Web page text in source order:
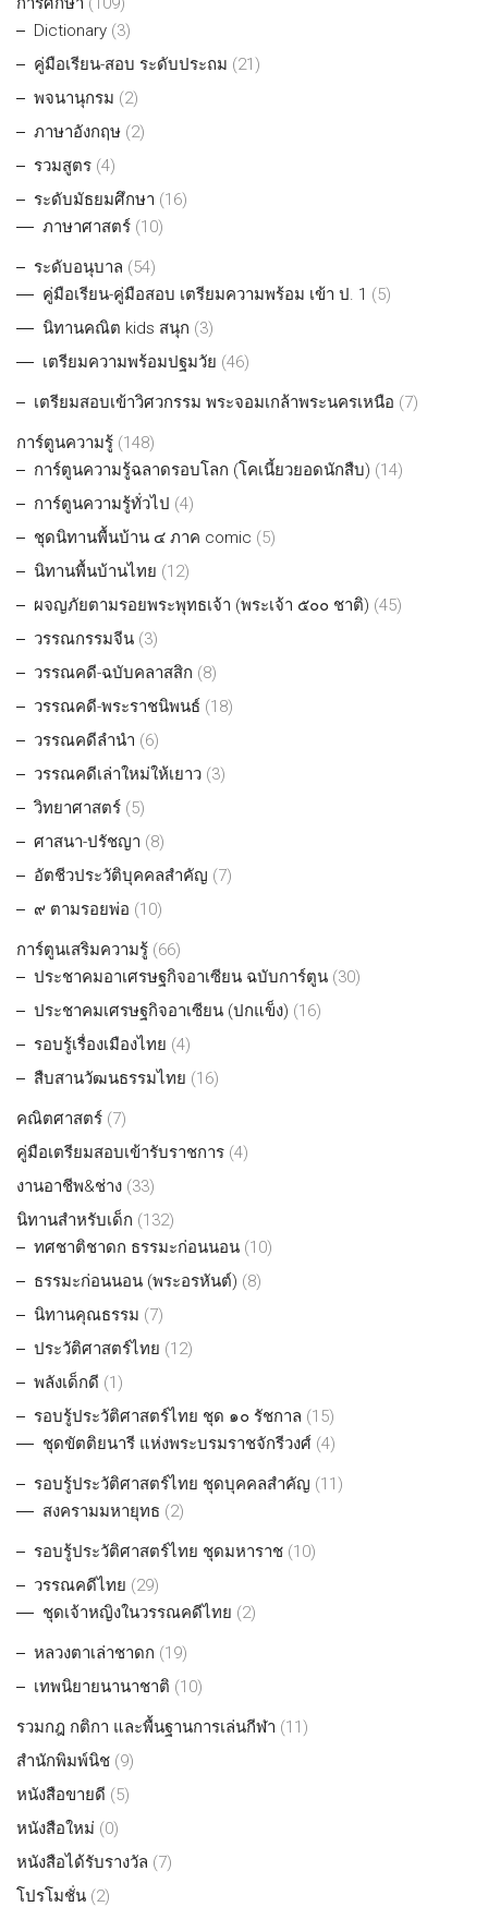
Dictionary (3)
คู่มือเรียน-สอบ ระดับประถม (21)
พจนานุกรม (2)
ภาษาอังกฤษ (2)
รวมสูตร (4)
ระดับมัธยมศึกษา (16)
ภาษาศาสตร์ (10)
ระดับอนุบาล (54)
คู่มือเรียน-คู่มือสอบ เตรียมความพร้อม เข้า ป. 1 (5)
นิทานคณิต kids สนุก (3)
เตรียมความพร้อมปฐมวัย (46)
เตรียมสอบเข้าวิศวกรรม พระจอมเกล้าพระนครเหนือ (7)
การ์ตูนความรู้ (148)
การ์ตูนความรู้ฉลาดรอบโลก (โคเนี้ยวยอดนักสืบ) (14)
การ์ตูนความรู้ทั่วไป (4)
ชุดนิทานพื้นบ้าน ๔ ภาค comic (5)
นิทานพื้นบ้านไทย (12)
ผจญภัยตามรอยพระพุทธเจ้า (พระเจ้า ๕๐๐ ชาติ) (45)
วรรณกรรมจีน (3)
วรรณคดี-ฉบับคลาสสิก (8)
วรรณคดี-พระราชนิพนธ์ (18)
วรรณคดีลำนำ (6)
วรรณคดีเล่าใหม่ให้เยาว (3)
วิทยาศาสตร์ (5)
ศาสนา-ปรัชญา (8)
อัตชีวประวัติบุคคลสำคัญ (7)
๙ ตามรอยพ่อ (10)
การ์ตูนเสริมความรู้ (66)
ประชาคมอาเศรษฐกิจอาเซียน ฉบับการ์ตูน (30)
ประชาคมเศรษฐกิจอาเซียน (ปกแข็ง) (16)
รอบรู้เรื่องเมืองไทย (4)
สืบสานวัฒนธรรมไทย (16)
คณิตศาสตร์ (7)
คู่มือเตรียมสอบเข้ารับราชการ (4)
งานอาชีพ&ช่าง (33)
นิทานสำหรับเด็ก (132)
ทศชาติชาดก ธรรมะก่อนนอน (10)
ธรรมะก่อนนอน (พระอรหันต์) (8)
นิทานคุณธรรม (7)
ประวัติศาสตร์ไทย (12)
พลังเด็กดี (1)
รอบรู้ประวัติศาสตร์ไทย ชุด ๑๐ รัชกาล (15)
ชุดขัตติยนารี แห่งพระบรมราชจักรีวงศ์ (4)
รอบรู้ประวัติศาสตร์ไทย ชุดบุคคลสำคัญ (11)
สงครามมหายุทธ (2)
รอบรู้ประวัติศาสตร์ไทย ชุดมหาราช (10)
วรรณคดีไทย (29)
ชุดเจ้าหญิงในวรรณคดีไทย (2)
หลวงตาเล่าชาดก (19)
เทพนิยายนานาชาติ (10)
รวมกฎ กติกา และพื้นฐานการเล่นกีฬา (11)
สำนักพิมพ์นิช (9)
หนังสือขายดี (5)
หนังสือใหม่ (0)
หนังสือได้รับรางวัล (7)
โปรโมชั่น (2)